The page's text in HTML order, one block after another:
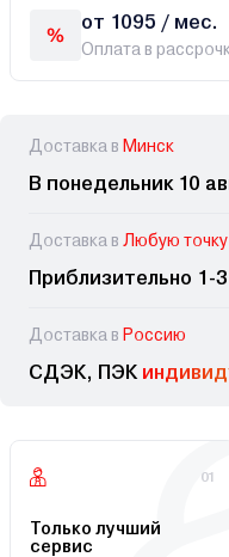
от 1095 / мес.
Оплата в
Доставка в Минск
В понедельник 10
Доставка в Любую
Приблизительно 1-
Доставка в Россию
СДЭК, ПЭК
01
Только лучший
сервис